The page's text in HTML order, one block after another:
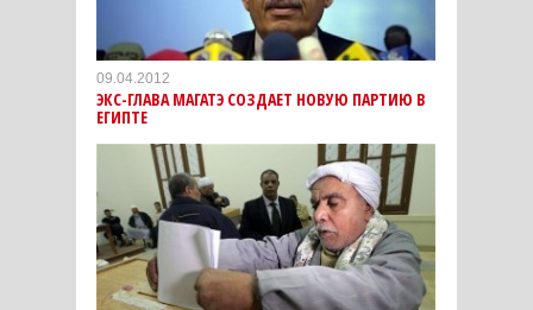
09.04.2012
ЭКС-ГЛАВА МАГАТЭ СОЗДАЕТ НОВУЮ ПАРТИЮ В
ЕГИПТЕ